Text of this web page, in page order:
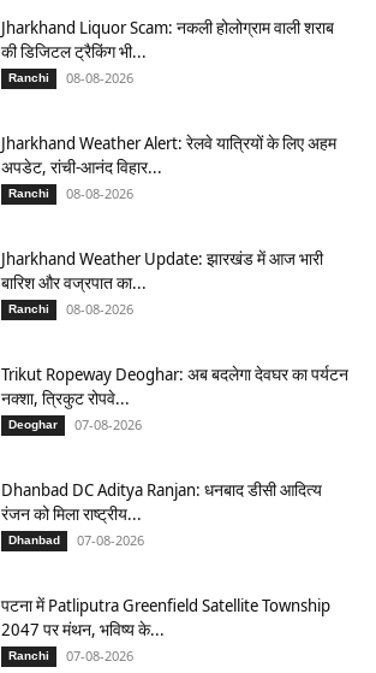
Jharkhand Liquor Scam: नकली होलोग्राम वाली शराब
की डिजिटल ट्रैकिंग भी...
Ranchi 08-08-2026
Jharkhand Weather Alert: रेलवे यात्रियों के लिए अहम
अपडेट, रांची-आनंद विहार...
Ranchi 08-08-2026
Jharkhand Weather Update: झारखंड में आज भारी
बारिश और वज्रपात का...
Ranchi 08-08-2026
Trikut Ropeway Deoghar: अब बदलेगा देवघर का पर्यटन
नक्शा, त्रिकुट रोपवे...
Deoghar 07-08-2026
Dhanbad DC Aditya Ranjan: धनबाद डीसी आदित्य
रंजन को मिला राष्ट्रीय...
Dhanbad 07-08-2026
पटना में Patliputra Greenfield Satellite Township
2047 पर मंथन, भविष्य के...
Ranchi 07-08-2026